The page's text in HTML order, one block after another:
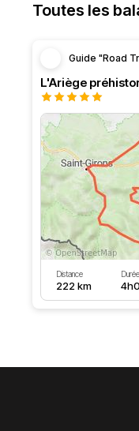
Toutes les
Guide "Road
L'Ariège
Distance
222 km
Durée